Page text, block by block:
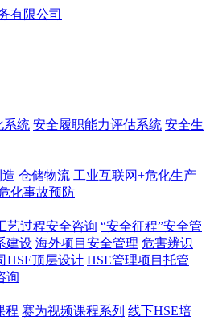
系统 安全履职能力评估系统 安全生
仓储物流 工业互联网+危化生产
化事故预防
艺过程安全咨询 “安全征程”安全管
建设 海外项目安全管理 危害辨识
HSE顶层设计 HSE管理项目托管
询
程 赛为视频课程系列 线下HSE培